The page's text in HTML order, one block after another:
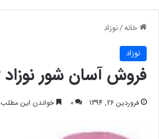
خانه/نوزاد
نوزاد
فروش آسان شور نوزاد summer
فروردین 26, 1394 0 خواندن این مطلب 1 دقیقه زمان میبرد